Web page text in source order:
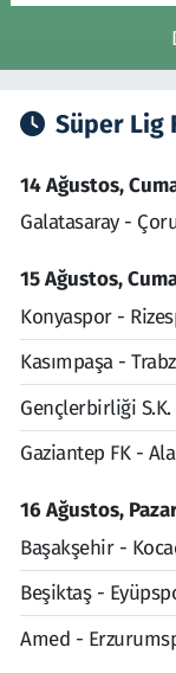
Süper Lig
14 Ağustos,
Galatasaray -
15 Ağustos,
Konyaspor -
Kasımpaşa -
Gençlerbirliği
Gaziantep FK -
16 Ağustos,
Başakşehir -
Beşiktaş -
Amed -